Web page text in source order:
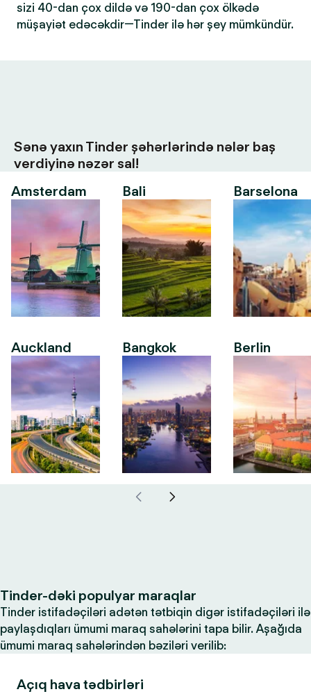
sizi 40-dan çox dildə və 190-dan çox ölkədə
müşayiət edəcəkdir—Tinder ilə hər şey mümkündür.
Sənə yaxın Tinder şəhərlərində nələr baş
verdiyinə nəzər sal!
Amsterdam
Auckland
Bali
Bangkok
Barselona
Berlin
Tinder-dəki populyar maraqlar
Tinder istifadəçiləri adətən tətbiqin digər istifadəçiləri ilə
paylaşdıqları ümumi maraq sahələrini tapa bilir. Aşağıda
ümumi maraq sahələrindən bəziləri verilib:
Açıq hava tədbirləri